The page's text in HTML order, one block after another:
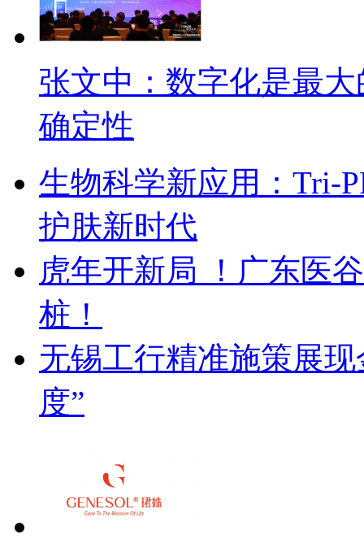
张文中：数字化是最
确定性
生物科学新应用：Tri-
护肤新时代
虎年开新局 ！广东医
桩！
无锡工行精准施策展
度”